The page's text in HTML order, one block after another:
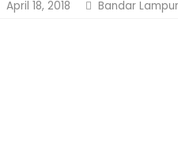
IAI Darul Fattah Cetak SDM
Mirza Buka SiSeSa
April 18, 2018 Bandar